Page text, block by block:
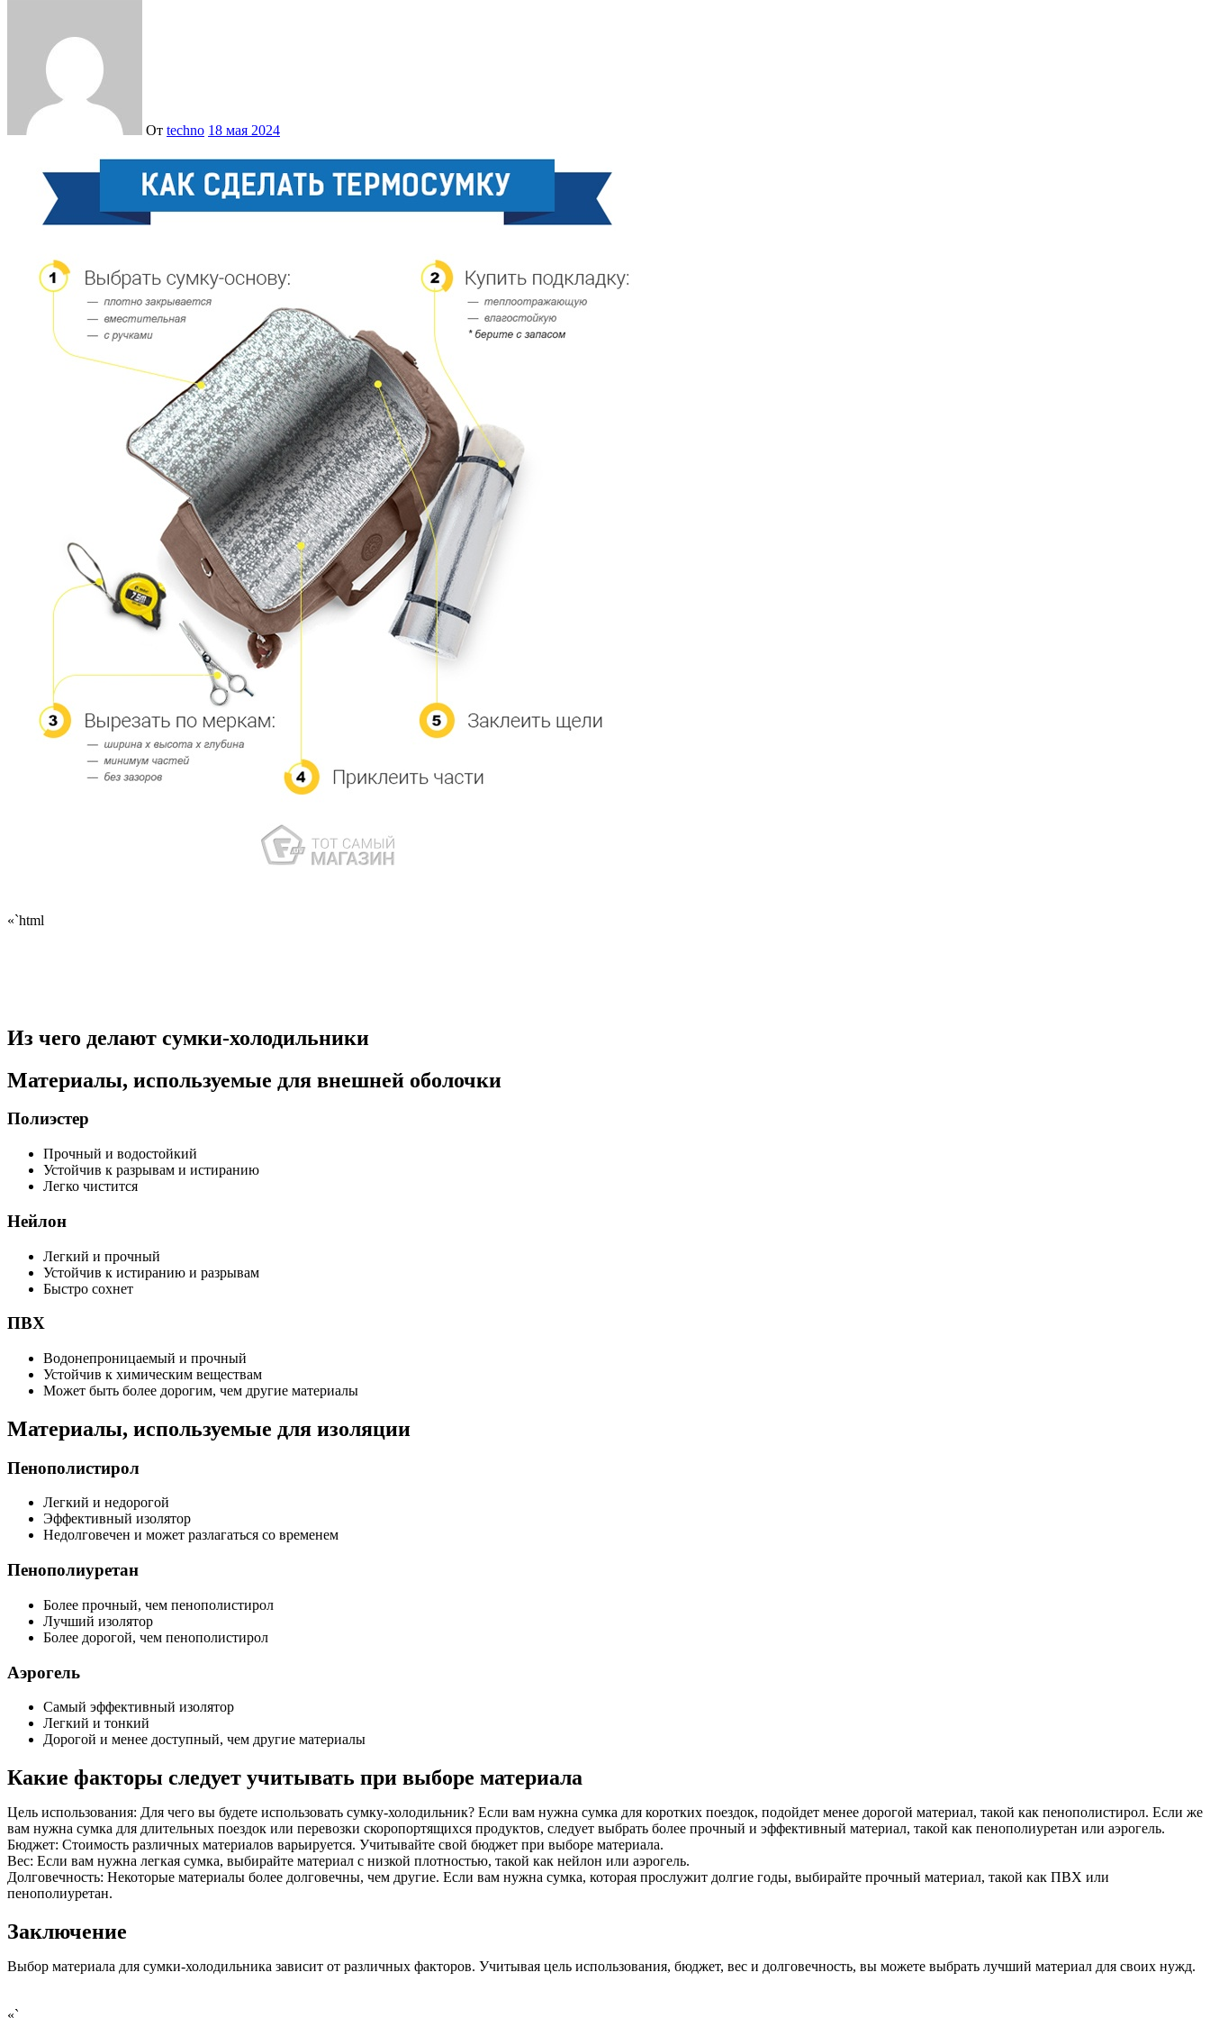
От techno 18 мая 2024
«`html
Из чего делают сумки-холодильники
Материалы, используемые для внешней оболочки
Полиэстер
Прочный и водостойкий
Устойчив к разрывам и истиранию
Легко чистится
Нейлон
Легкий и прочный
Устойчив к истиранию и разрывам
Быстро сохнет
ПВХ
Водонепроницаемый и прочный
Устойчив к химическим веществам
Может быть более дорогим, чем другие материалы
Материалы, используемые для изоляции
Пенополистирол
Легкий и недорогой
Эффективный изолятор
Недолговечен и может разлагаться со временем
Пенополиуретан
Более прочный, чем пенополистирол
Лучший изолятор
Более дорогой, чем пенополистирол
Аэрогель
Самый эффективный изолятор
Легкий и тонкий
Дорогой и менее доступный, чем другие материалы
Какие факторы следует учитывать при выборе материала
Цель использования: Для чего вы будете использовать сумку-холодильник? Если вам нужна сумка для коротких поездок, подойдет менее дорогой материал, такой как пенополистирол. Если же
вам нужна сумка для длительных поездок или перевозки скоропортящихся продуктов, следует выбрать более прочный и эффективный материал, такой как пенополиуретан или аэрогель.
Бюджет: Стоимость различных материалов варьируется. Учитывайте свой бюджет при выборе материала.
Вес: Если вам нужна легкая сумка, выбирайте материал с низкой плотностью, такой как нейлон или аэрогель.
Долговечность: Некоторые материалы более долговечны, чем другие. Если вам нужна сумка, которая прослужит долгие годы, выбирайте прочный материал, такой как ПВХ или
пенополиуретан.
Заключение
Выбор материала для сумки-холодильника зависит от различных факторов. Учитывая цель использования, бюджет, вес и долговечность, вы можете выбрать лучший материал для своих нужд.
«`